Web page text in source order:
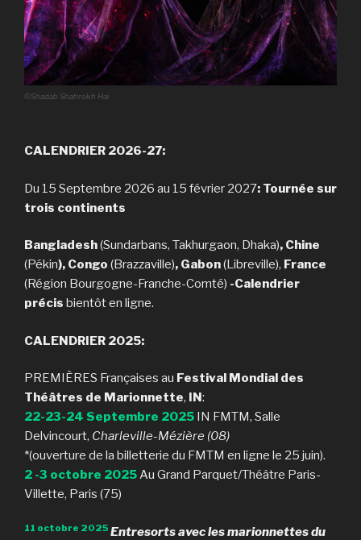
©Shadab Shahrokh Hai
CALENDRIER 2026-27:
Du 15 Septembre 2026 au 15 février 2027: Tournée sur
trois continents
Bangladesh(Sundarbans, Takhurgaon, Dhaka), Chine
(Pékin), Congo (Brazzaville), Gabon(Libreville), France
(Région Bourgogne-Franche-Comté) -Calendrier
précis bientôt en ligne.
CALENDRIER 2025:
PREMIÈRES Françaises au Festival Mondial des
Théâtres de Marionnette, IN :
22-23-24 Septembre 2025 IN FMTM, Salle
Delvincourt, Charleville-Mézière (08)
*(ouverture de la billetterie du FMTM en ligne le 25 juin).
2 -3 octobre 2025Au Grand Parquet/Théâtre Paris-
Villette, Paris (75)
11 octobre 2025 Entresorts avec les marionnettes du